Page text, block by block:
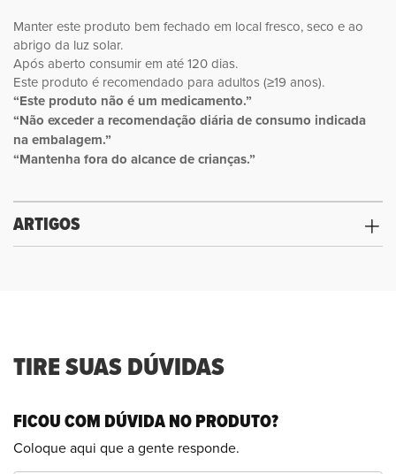
Manter este produto bem fechado em local fresco, seco e ao
abrigo da luz solar.
Após aberto consumir em até 120 dias.
Este produto é recomendado para adultos (≥19 anos).
“Este produto não é um medicamento.”
“Não exceder a recomendação diária de consumo indicada
na embalagem.”
“Mantenha fora do alcance de crianças.”
ARTIGOS
TIRE SUAS DÚVIDAS
FICOU COM DÚVIDA NO PRODUTO?
Coloque aqui que a gente responde.